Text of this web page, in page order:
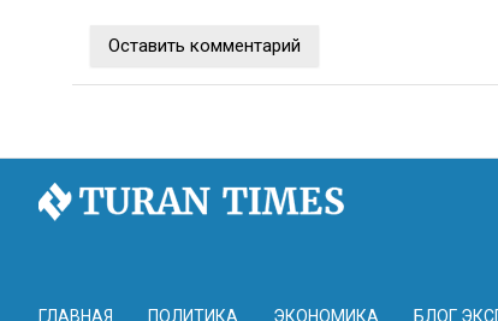
Оставить комментарий
ГЛАВНАЯ ПОЛИТИКА ЭКОНОМИКА БЛОГ